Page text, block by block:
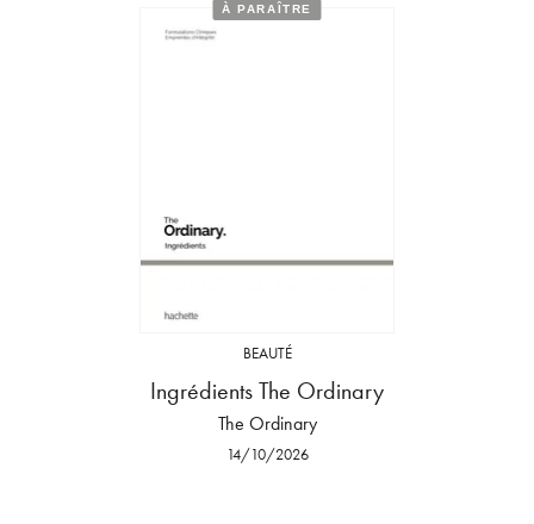
À PARAÎTRE
BEAUTÉ
Ingrédients The Ordinary
The Ordinary
14/10/2026